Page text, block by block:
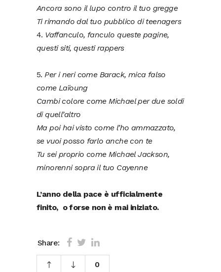
Ancora sono il lupo contro il tuo gregge
Ti rimando dal tuo pubblico di teenagers
4. Vaffanculo, fanculo queste pagine,
questi siti, questi rappers
5. Per i neri come Barack, mica falso
come Laïoung
Cambi colore come Michael per due soldi
di quell’altro
Ma poi hai visto come l’ho ammazzato,
se vuoi posso farlo anche con te
Tu sei proprio come Michael Jackson,
minorenni sopra il tuo Cayenne
L’anno della pace è ufficialmente
finito, o forse non è mai iniziato.
Share:
0